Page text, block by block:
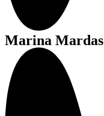
Marina Mardas